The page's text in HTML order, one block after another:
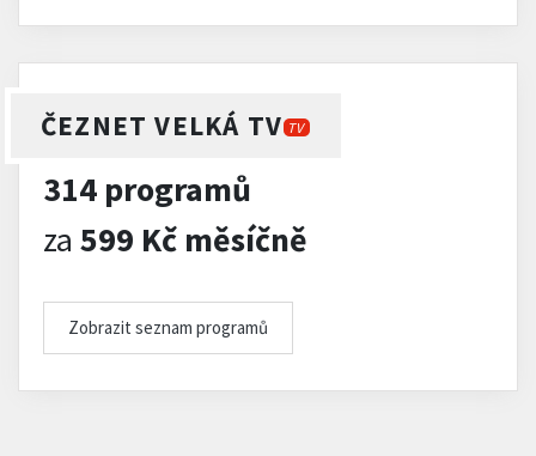
ČEZNET VELKÁ TV TV
314 programů
za 599 Kč měsíčně
Zobrazit seznam programů